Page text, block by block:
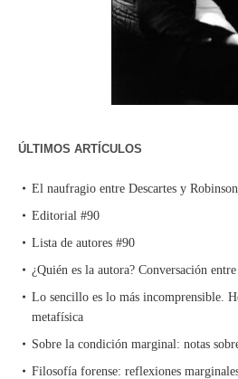
ÚLTIMOS ARTÍCULOS
El naufragio entre Descartes y
Editorial #90
Lista de autores #90
¿Quién es la autora? Conversación
Lo sencillo es lo más incomprensible.
metafísica
Sobre la condición marginal: notas
Filosofía forense: reflexiones